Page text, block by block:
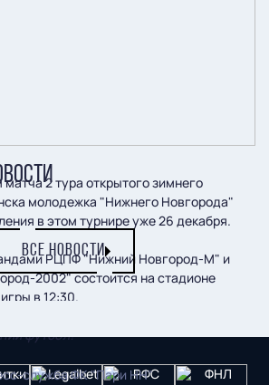
2 тура открытого зимнего
молодежка "Нижнего Новгорода"
в этом турнире уже 26 декабря.
РЦПФ "Нижний Новгород-М" и
2002" состоится на стадионе
в 12:30.
футбол!
служба ФК "Пари НН"
ВСЕ НОВОСТИ